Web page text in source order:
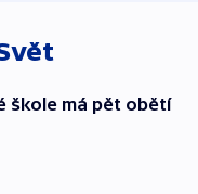
škole má pět obětí